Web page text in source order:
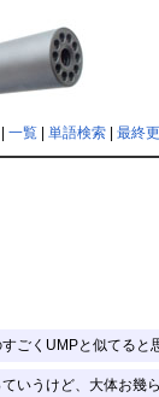
一覧| 単語検索| 最終
ごくUMPと似てると
いうけど、大体お幾